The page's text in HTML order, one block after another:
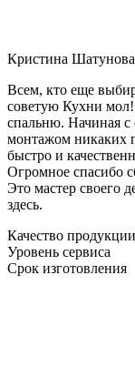
Кристина Шатунова
Всем, кто еще
советую Кухни
спальню. Начиная с
монтажом никаких
быстро и
Огромное спасибо
Это мастер своего
здесь.
Качество продукции
Уровень сервиса
Срок изготовления